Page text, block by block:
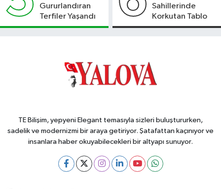
Gururlandıran
Terfiler Yaşandı
Sahillerinde
Korkutan Tablo
TE Bilişim, yepyeni Elegant temasıyla sizleri buluştururken,
sadelik ve modernizmi bir araya getiriyor. Şatafattan kaçınıyor ve
insanlara haber okuyabilecekleri bir altyapı sunuyor.